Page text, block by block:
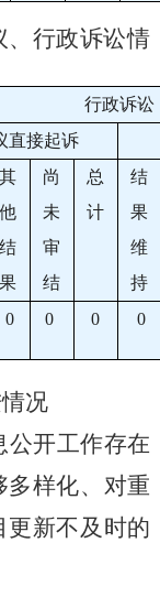
、行政诉讼情
行政诉讼
直接起诉
其
他
结
果
尚
未
审
结
总
计
结
果
维
持
0 0 0 0
况
公开工作存在
多样化、对重
更新不及时的